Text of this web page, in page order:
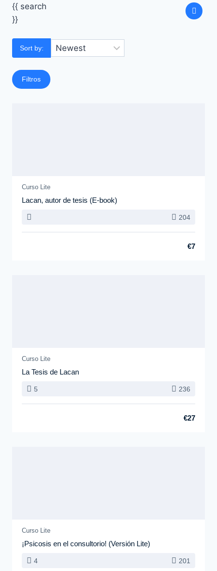
{{ search
}}
Sort by:
Filtros
Curso Lite
Lacan, autor de tesis (E-book)
204
€7
Curso Lite
La Tesis de Lacan
5 236
€27
Curso Lite
¡Psicosis en el consultorio! (Versión Lite)
4 201